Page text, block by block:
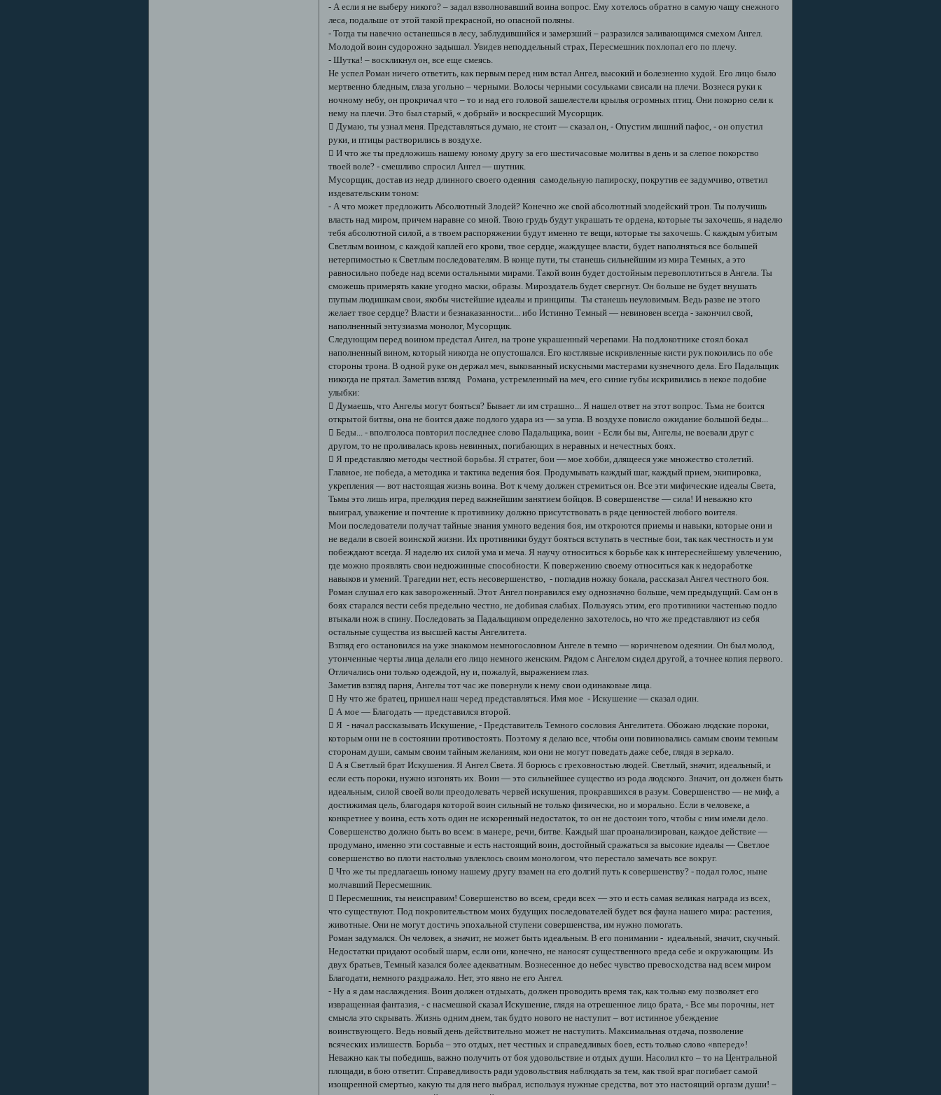
- А если я не выберу никого? – задал взволновавший воина вопрос. Ему хотелось обратно в самую чащу снежного
леса, подальше от этой такой прекрасной, но опасной поляны.
- Тогда ты навечно останешься в лесу, заблудившийся и замерзший – разразился заливающимся смехом Ангел.
Молодой воин судорожно задышал. Увидев неподдельный страх, Пересмешник похлопал его по плечу.
- Шутка! – воскликнул он, все еще смеясь.
Не успел Роман ничего ответить, как первым перед ним встал Ангел, высокий и болезненно худой. Его лицо было
мертвенно бледным, глаза угольно – черными. Волосы черными сосульками свисали на плечи. Вознеся руки к
ночному небу, он прокричал что – то и над его головой зашелестели крылья огромных птиц. Они покорно сели к
нему на плечи. Это был старый, « добрый» и воскресший Мусорщик.
 Думаю, ты узнал меня. Представляться думаю, не стоит — сказал он, - Опустим лишний пафос, - он опустил
руки, и птицы растворились в воздухе.
 И что же ты предложишь нашему юному другу за его шестичасовые молитвы в день и за слепое покорство
твоей воле? - смешливо спросил Ангел — шутник.
Мусорщик, достав из недр длинного своего одеяния самодельную папироску, покрутив ее задумчиво, ответил
издевательским тоном:
- А что может предложить Абсолютный Злодей? Конечно же свой абсолютный злодейский трон. Ты получишь
власть над миром, причем наравне со мной. Твою грудь будут украшать те ордена, которые ты захочешь, я наделю
тебя абсолютной силой, а в твоем распоряжении будут именно те вещи, которые ты захочешь. С каждым убитым
Светлым воином, с каждой каплей его крови, твое сердце, жаждущее власти, будет наполняться все большей
нетерпимостью к Светлым последователям. В конце пути, ты станешь сильнейшим из мира Темных, а это
равносильно победе над всеми остальными мирами. Такой воин будет достойным перевоплотиться в Ангела. Ты
сможешь примерять какие угодно маски, образы. Мироздатель будет свергнут. Он больше не будет внушать
глупым людишкам свои, якобы чистейшие идеалы и принципы. Ты станешь неуловимым. Ведь разве не этого
желает твое сердце? Власти и безнаказанности... ибо Истинно Темный — невиновен всегда - закончил свой,
наполненный энтузиазма монолог, Мусорщик.
Следующим перед воином предстал Ангел, на троне украшенный черепами. На подлокотнике стоял бокал
наполненный вином, который никогда не опустошался. Его костлявые искривленные кисти рук покоились по обе
стороны трона. В одной руке он держал меч, выкованный искусными мастерами кузнечного дела. Его Падальщик
никогда не прятал. Заметив взгляд Романа, устремленный на меч, его синие губы искривились в некое подобие
улыбки:
 Думаешь, что Ангелы могут бояться? Бывает ли им страшно... Я нашел ответ на этот вопрос. Тьма не боится
открытой битвы, она не боится даже подлого удара из — за угла. В воздухе повисло ожидание большой беды...
 Беды... - вполголоса повторил последнее слово Падальщика, воин - Если бы вы, Ангелы, не воевали друг с
другом, то не проливалась кровь невинных, погибающих в неравных и нечестных боях.
 Я представляю методы честной борьбы. Я стратег, бои — мое хобби, длящееся уже множество столетий.
Главное, не победа, а методика и тактика ведения боя. Продумывать каждый шаг, каждый прием, экипировка,
укрепления — вот настоящая жизнь воина. Вот к чему должен стремиться он. Все эти мифические идеалы Света,
Тьмы это лишь игра, прелюдия перед важнейшим занятием бойцов. В совершенстве — сила! И неважно кто
выиграл, уважение и почтение к противнику должно присутствовать в ряде ценностей любого воителя.
Мои последователи получат тайные знания умного ведения боя, им откроются приемы и навыки, которые они и
не ведали в своей воинской жизни. Их противники будут бояться вступать в честные бои, так как честность и ум
побеждают всегда. Я наделю их силой ума и меча. Я научу относиться к борьбе как к интереснейшему увлечению,
где можно проявлять свои недюжинные способности. К повержению своему относиться как к недоработке
навыков и умений. Трагедии нет, есть несовершенство, - погладив ножку бокала, рассказал Ангел честного боя.
Роман слушал его как завороженный. Этот Ангел понравился ему однозначно больше, чем предыдущий. Сам он в
боях старался вести себя предельно честно, не добивая слабых. Пользуясь этим, его противники частенько подло
втыкали нож в спину. Последовать за Падальщиком определенно захотелось, но что же представляют из себя
остальные существа из высшей касты Ангелитета.
Взгляд его остановился на уже знакомом немногословном Ангеле в темно — коричневом одеянии. Он был молод,
утонченные черты лица делали его лицо немного женским. Рядом с Ангелом сидел другой, а точнее копия первого.
Отличались они только одеждой, ну и, пожалуй, выражением глаз.
Заметив взгляд парня, Ангелы тот час же повернули к нему свои одинаковые лица.
 Ну что же братец, пришел наш черед представляться. Имя мое - Искушение — сказал один.
 А мое — Благодать — представился второй.
 Я - начал рассказывать Искушение, - Представитель Темного сословия Ангелитета. Обожаю людские пороки,
которым они не в состоянии противостоять. Поэтому я делаю все, чтобы они повиновались самым своим темным
сторонам души, самым своим тайным желаниям, кои они не могут поведать даже себе, глядя в зеркало.
 А я Светлый брат Искушения. Я Ангел Света. Я борюсь с греховностью людей. Светлый, значит, идеальный, и
если есть пороки, нужно изгонять их. Воин — это сильнейшее существо из рода людского. Значит, он должен быть
идеальным, силой своей воли преодолевать червей искушения, прокравшихся в разум. Совершенство — не миф, а
достижимая цель, благодаря которой воин сильный не только физически, но и морально. Если в человеке, а
конкретнее у воина, есть хоть один не искоренный недостаток, то он не достоин того, чтобы с ним имели дело.
Совершенство должно быть во всем: в манере, речи, битве. Каждый шаг проанализирован, каждое действие —
продумано, именно эти составные и есть настоящий воин, достойный сражаться за высокие идеалы — Светлое
совершенство во плоти настолько увлеклось своим монологом, что перестало замечать все вокруг.
 Что же ты предлагаешь юному нашему другу взамен на его долгий путь к совершенству? - подал голос, ныне
молчавший Пересмешник.
 Пересмешник, ты неисправим! Совершенство во всем, среди всех — это и есть самая великая награда из всех,
что существуют. Под покровительством моих будущих последователей будет вся фауна нашего мира: растения,
животные. Они не могут достичь эпохальной ступени совершенства, им нужно помогать.
Роман задумался. Он человек, а значит, не может быть идеальным. В его понимании - идеальный, значит, скучный.
Недостатки придают особый шарм, если они, конечно, не наносят существенного вреда себе и окружающим. Из
двух братьев, Темный казался более адекватным. Вознесенное до небес чувство превосходства над всем миром
Благодати, немного раздражало. Нет, это явно не его Ангел.
- Ну а я дам наслаждения. Воин должен отдыхать, должен проводить время так, как только ему позволяет его
извращенная фантазия, - с насмешкой сказал Искушение, глядя на отрешенное лицо брата, - Все мы порочны, нет
смысла это скрывать. Жизнь одним днем, так будто нового не наступит – вот истинное убеждение
воинствующего. Ведь новый день действительно может не наступить. Максимальная отдача, позволение
всяческих излишеств. Борьба – это отдых, нет честных и справедливых боев, есть только слово «вперед»!
Неважно как ты победишь, важно получить от боя удовольствие и отдых души. Насолил кто – то на Центральной
площади, в бою ответит. Справедливость ради удовольствия наблюдать за тем, как твой враг погибает самой
изощренной смертью, какую ты для него выбрал, используя нужные средства, вот это настоящий оргазм души! –